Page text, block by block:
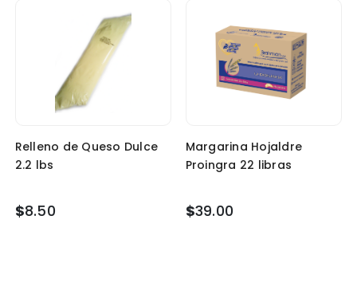
Relleno de Queso Dulce
2.2 lbs
$8.50
Margarina Hojaldre
Proingra 22 libras
$39.00